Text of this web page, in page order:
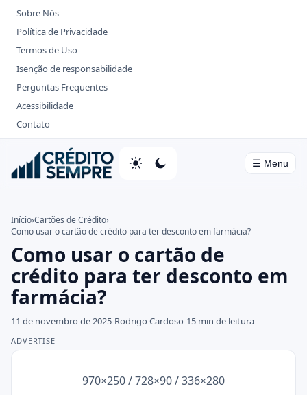
Sobre Nós
Política de Privacidade
Termos de Uso
Isenção de responsabilidade
Perguntas Frequentes
Acessibilidade
Contato
☰ Menu
Cartões de Crédito
Bancos
Investimentos
Seguros
Informações Legais⚖️
Início›Cartões de Crédito›
Como usar o cartão de crédito para ter desconto em farmácia?
Como usar o cartão de
crédito para ter desconto em
farmácia?
11 de novembro de 2025 Rodrigo Cardoso 15 min de leitura
ADVERTISE
970×250 / 728×90 / 336×280